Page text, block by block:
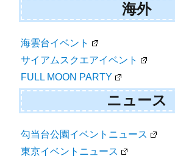
海外
海雲台イベント
サイアムスクエアイベント
FULL MOON PARTY
ニュース
勾当台公園イベントニュース
東京イベントニュース